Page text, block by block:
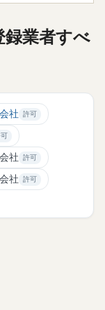
録業者すべ
社 許可
社 許可
社 許可